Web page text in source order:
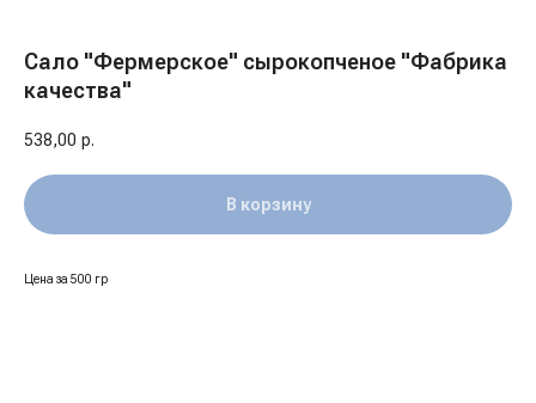
Сало "Фермерское" сырокопченое "Фабрика
качества"
538,00 р.
В корзину
Цена за 500 гр